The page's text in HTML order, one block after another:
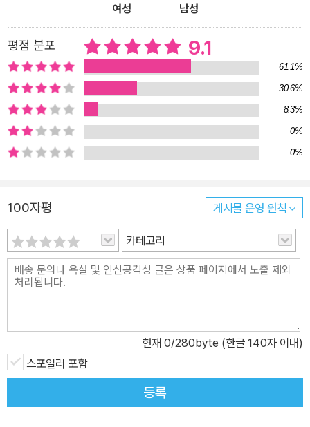
하던 수많은 젊은이들에게 희망의 메시지를 던져 주었다. 이 작품에
고, 길을 가려는 시도이며, 하나의 좁은 길에 대한 암시>라며 인간 개
개인의 가치를 중히 여기고 스스로 소망하고 꿈꾸는 바를 실현할 것
을 촉구했다. 『데미안』이 거둔 커다란 성공과 엄청난 반향은 시대의
아픔과 고뇌를 정확하게 짚어 내어 절실하고 생생하게 묘사했기 때문
에 가능했다. 이는 오늘날의 한국 사회를 살아가는 우리의 젊은이들
에게도 여전히 유효하다. 『데미안』은 독자들에게 인생의 가치와 의의
여성
남성
평점 분포 9.1
61.1%
30.6%
8.3%
0%
0%
100자평 게시물 운영 원칙
카테고리
현재 0/280byte (한글 140자 이내)
스포일러 포함
등록